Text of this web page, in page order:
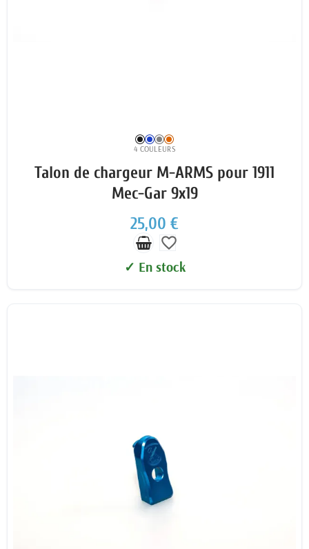
4 COULEURS
Talon de chargeur M-ARMS pour 1911
Mec-Gar 9x19
25,00 €
favorite_border
✓ En stock